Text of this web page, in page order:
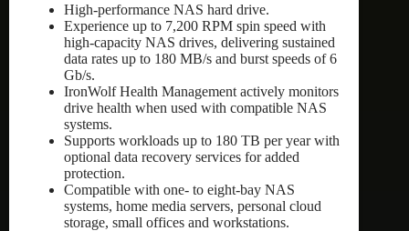
High-performance NAS hard drive.
Experience up to 7,200 RPM spin speed with
high-capacity NAS drives, delivering sustained
data rates up to 180 MB/s and burst speeds of 6
Gb/s.
IronWolf Health Management actively monitors
drive health when used with compatible NAS
systems.
Supports workloads up to 180 TB per year with
optional data recovery services for added
protection.
Compatible with one- to eight-bay NAS
systems, home media servers, personal cloud
storage, small offices and workstations.